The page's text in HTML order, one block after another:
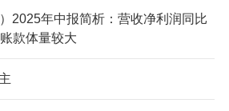
2025年中报简析：营收净利润同比
款体量较大